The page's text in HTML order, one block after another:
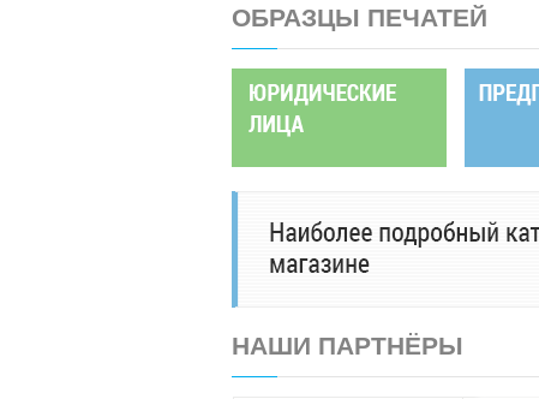
ОБРАЗЦЫ ПЕЧАТЕЙ
НАШИ ПАРТНЁРЫ